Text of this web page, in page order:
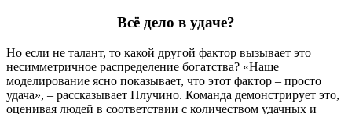
Всё дело в удаче?
Но если не талант, то какой другой фактор вызывает это
несимметричное распределение богатства? «Наше
моделирование ясно показывает, что этот фактор – просто
удача», – рассказывает Плучино. Команда демонстрирует это,
оценивая людей в соответствии с количеством удачных и